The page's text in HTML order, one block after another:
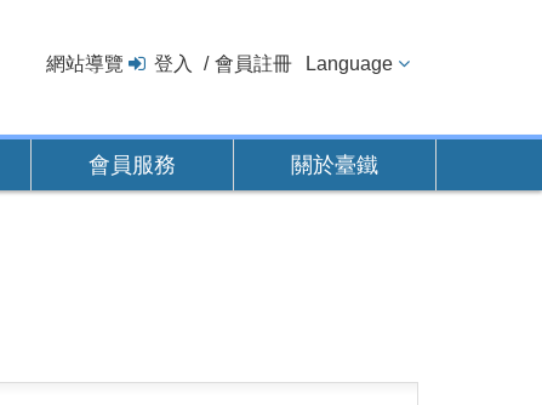
網站導覽 登入 會員註冊 Language
會員服務 關於臺鐵